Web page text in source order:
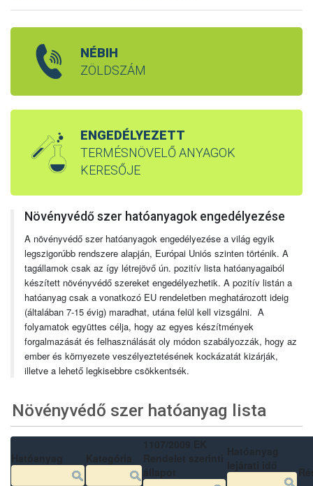
NÉBIH
ZÖLDSZÁM
ENGEDÉLYEZETT
TERMÉSNÖVELŐ ANYAGOK
KERESŐJE
Növényvédő szer hatóanyagok engedélyezése
A növényvédő szer hatóanyagok engedélyezése a világ egyik
legszigorúbb rendszere alapján, Európai Uniós szinten történik. A
tagállamok csak az így létrejövő ún. pozitív lista hatóanyagaiból
készített növényvédő szereket engedélyezhetik. A pozitív listán a
hatóanyag csak a vonatkozó EU rendeletben meghatározott ideig
(általában 7-15 évig) maradhat, utána felül kell vizsgálni. A
folyamatok együttes célja, hogy az egyes készítmények
forgalmazását és felhasználását oly módon szabályozzák, hogy az
ember és környezete veszélyeztetésének kockázatát kizárják,
illetve a lehető legkisebbre csökkentsék.
Növényvédő szer hatóanyag lista